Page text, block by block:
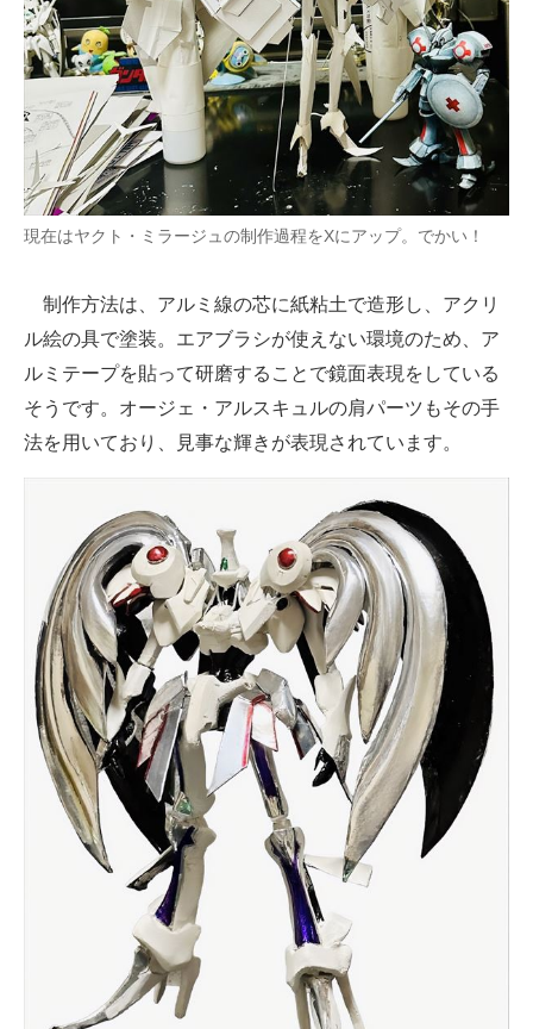
現在はヤクト・ミラージュの制作過程をXにアップ。でかい！
制作方法は、アルミ線の芯に紙粘土で造形し、アクリ
ル絵の具で塗装。エアブラシが使えない環境のため、ア
ルミテープを貼って研磨することで鏡面表現をしている
そうです。オージェ・アルスキュルの肩パーツもその手
法を用いており、見事な輝きが表現されています。